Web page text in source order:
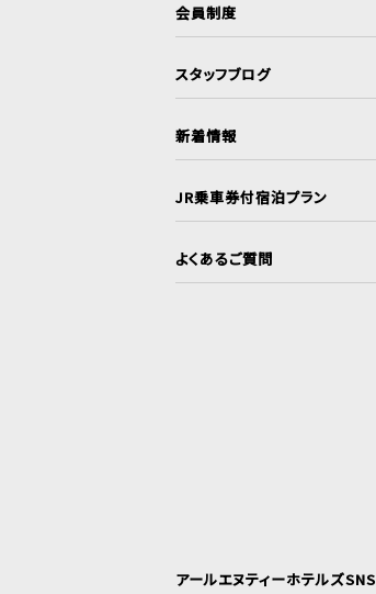
会員制度
スタッフブログ
新着情報
JR乗車券付宿泊プラン
よくあるご質問
アールエヌティーホテルズSNS